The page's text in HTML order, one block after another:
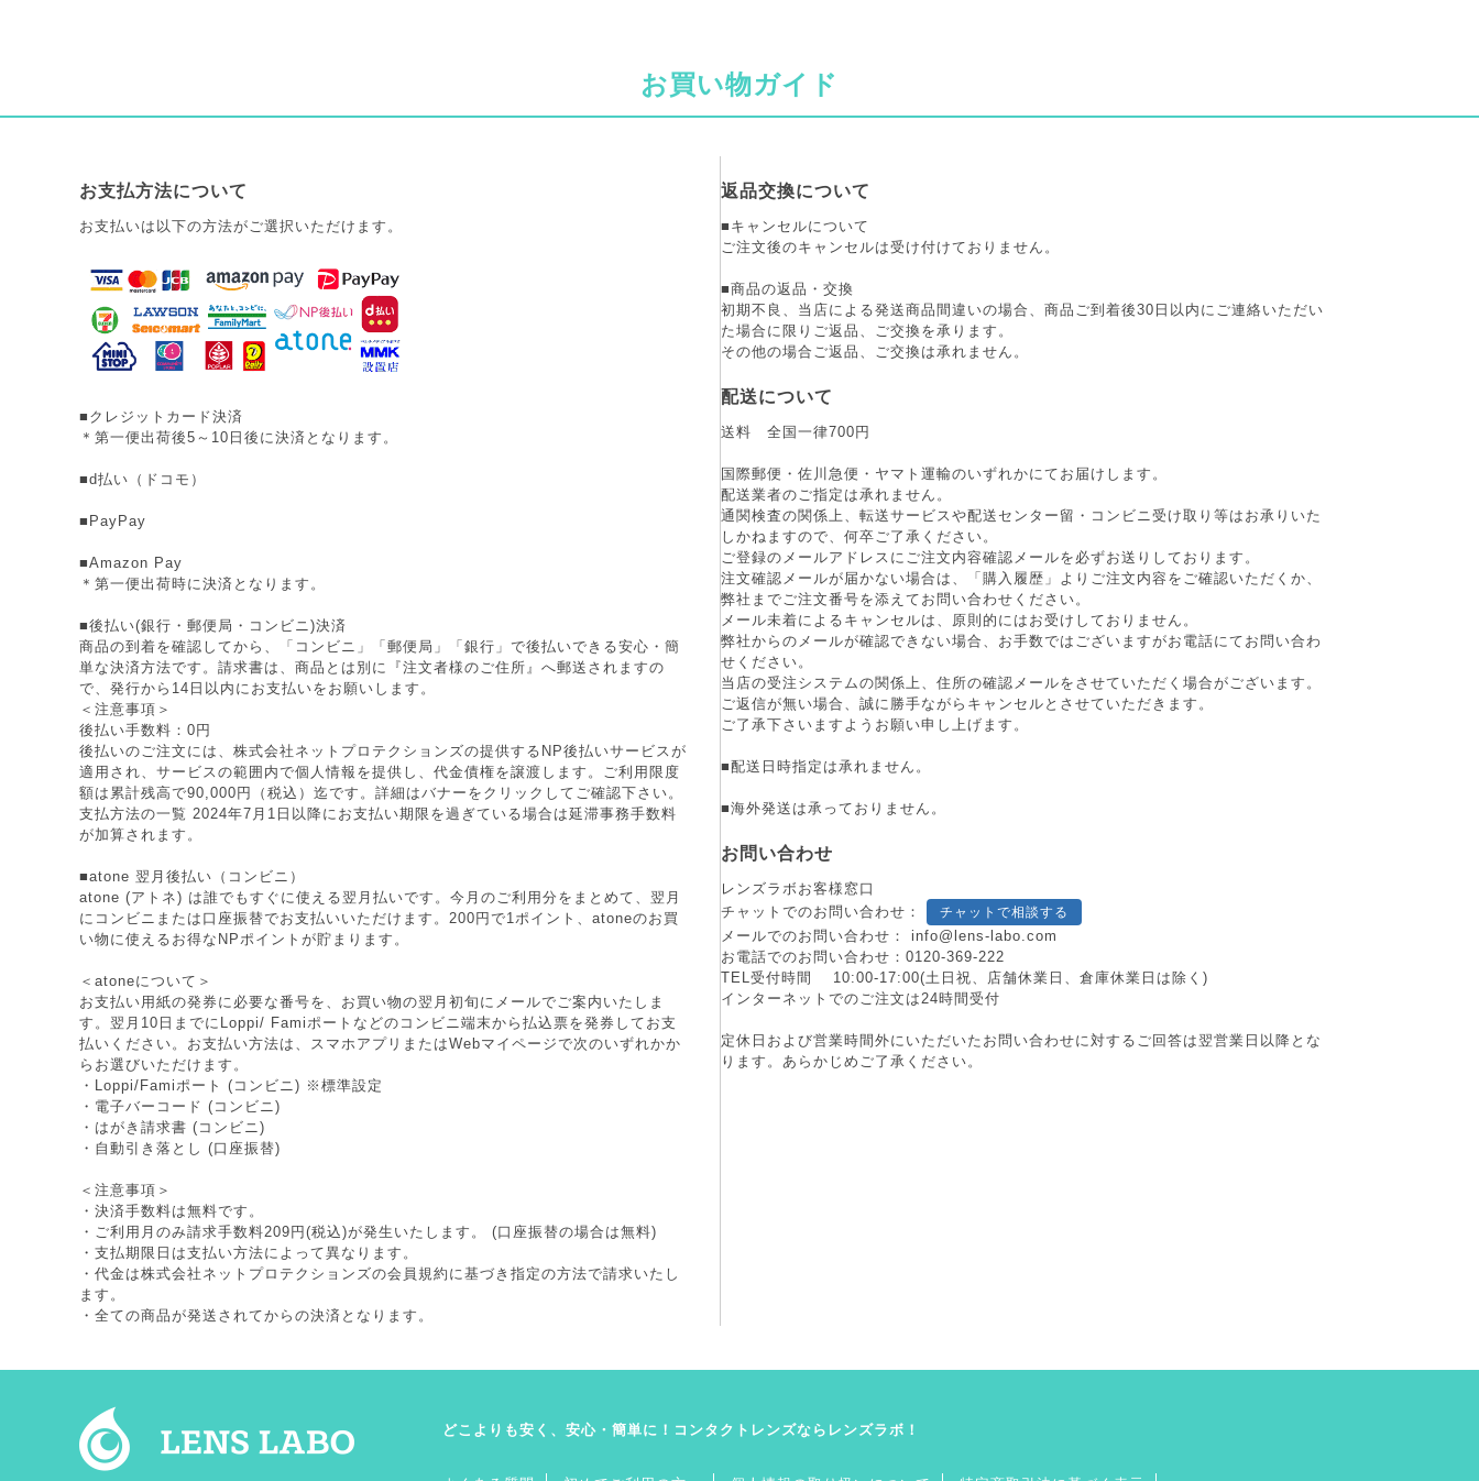
お買い物ガイド
お支払方法について
お支払いは以下の方法がご選択いただけます。
■クレジットカード決済
＊第一便出荷後5～10日後に決済となります。
■d払い（ドコモ）
■PayPay
■Amazon Pay
＊第一便出荷時に決済となります。
■後払い(銀行・郵便局・コンビニ)決済
商品の到着を確認してから、「コンビニ」「郵便局」「銀行」で後払いできる安心・簡
単な決済方法です。請求書は、商品とは別に『注文者様のご住所』へ郵送されますの
で、発行から14日以内にお支払いをお願いします。
＜注意事項＞
後払い手数料：0円
後払いのご注文には、株式会社ネットプロテクションズの提供するNP後払いサービスが
適用され、サービスの範囲内で個人情報を提供し、代金債権を譲渡します。ご利用限度
額は累計残高で90,000円（税込）迄です。詳細はバナーをクリックしてご確認下さい。
支払方法の一覧 2024年7月1日以降にお支払い期限を過ぎている場合は延滞事務手数料
が加算されます。
■atone 翌月後払い（コンビニ）
atone (アトネ) は誰でもすぐに使える翌月払いです。今月のご利用分をまとめて、翌月
にコンビニまたは口座振替でお支払いいただけます。200円で1ポイント、atoneのお買
い物に使えるお得なNPポイントが貯まります。
＜atoneについて＞
お支払い用紙の発券に必要な番号を、お買い物の翌月初旬にメールでご案内いたしま
す。翌月10日までにLoppi/ Famiポートなどのコンビニ端末から払込票を発券してお支
払いください。お支払い方法は、スマホアプリまたはWebマイページで次のいずれかか
らお選びいただけます。
・Loppi/Famiポート (コンビニ) ※標準設定
・電子バーコード (コンビニ)
・はがき請求書 (コンビニ)
・自動引き落とし (口座振替)
＜注意事項＞
・決済手数料は無料です。
・ご利用月のみ請求手数料209円(税込)が発生いたします。 (口座振替の場合は無料)
・支払期限日は支払い方法によって異なります。
・代金は株式会社ネットプロテクションズの会員規約 に基づき指定の方法で請求いたし
ます。
・全ての商品が発送されてからの決済となります。
返品交換について
■キャンセルについて
ご注文後のキャンセルは受け付けておりません。
■商品の返品・交換
初期不良、当店による発送商品間違いの場合、商品ご到着後30日以内にご連絡いただい
た場合に限りご返品、ご交換を承ります。
その他の場合ご返品、ご交換は承れません。
配送について
送料 全国一律700円
国際郵便・佐川急便・ヤマト運輸のいずれかにてお届けします。
配送業者のご指定は承れません。
通関検査の関係上、転送サービスや配送センター留・コンビニ受け取り等はお承りいた
しかねますので、何卒ご了承ください。
ご登録のメールアドレスにご注文内容確認メールを必ずお送りしております。
注文確認メールが届かない場合は、「購入履歴」よりご注文内容をご確認いただくか、
弊社までご注文番号を添えてお問い合わせください。
メール未着によるキャンセルは、原則的にはお受けしておりません。
弊社からのメールが確認できない場合、お手数ではございますがお電話にてお問い合わ
せください。
当店の受注システムの関係上、住所の確認メールをさせていただく場合がございます。
ご返信が無い場合、誠に勝手ながらキャンセルとさせていただきます。
ご了承下さいますようお願い申し上げます。
■配送日時指定は承れません。
■海外発送は承っておりません。
お問い合わせ
レンズラボお客様窓口
チャットでのお問い合わせ：
チャットで相談する
メールでのお問い合わせ： info@lens-labo.com
お電話でのお問い合わせ： 0120-369-222
TEL受付時間 10:00-17:00(土日祝、店舗休業日、倉庫休業日は除く)
インターネットでのご注文は24時間受付
定休日および営業時間外にいただいたお問い合わせに対するご回答は翌営業日以降とな
ります。あらかじめご了承ください。
どこよりも安く、安心・簡単に！コンタクトレンズならレンズラボ！